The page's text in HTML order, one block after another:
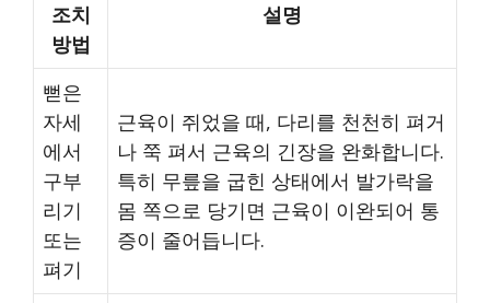
조치
방법
설명
뻗은
자세
에서
구부
리기
또는
펴기
근육이 쥐었을 때, 다리를 천천히 펴거
나 쭉 펴서 근육의 긴장을 완화합니다.
특히 무릎을 굽힌 상태에서 발가락을
몸 쪽으로 당기면 근육이 이완되어 통
증이 줄어듭니다.